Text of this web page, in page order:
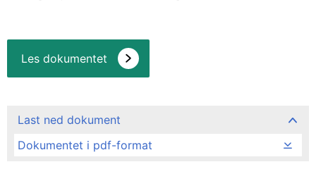
Les dokumentet
Last ned dokument
Dokumentet i pdf-format